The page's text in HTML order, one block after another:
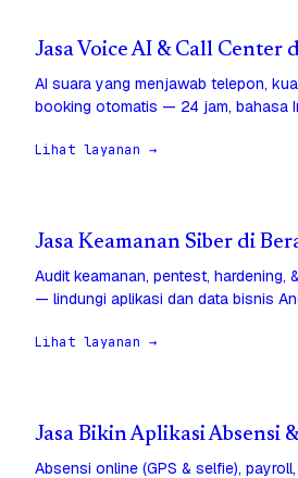
Jasa Voice AI & Call Center
AI suara yang menjawab telepon,
booking otomatis — 24 jam, bahasa
Lihat layanan →
Jasa Keamanan Siber di
Audit keamanan, pentest, hardening,
— lindungi aplikasi dan data bisnis
Lihat layanan →
Jasa Bikin Aplikasi Absensi
Absensi online (GPS & selfie),